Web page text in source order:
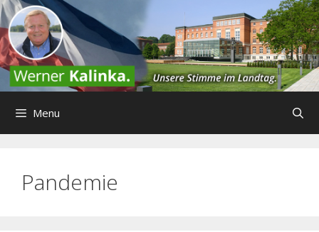
Zum
Inhalt
springen
Menu
Pandemie